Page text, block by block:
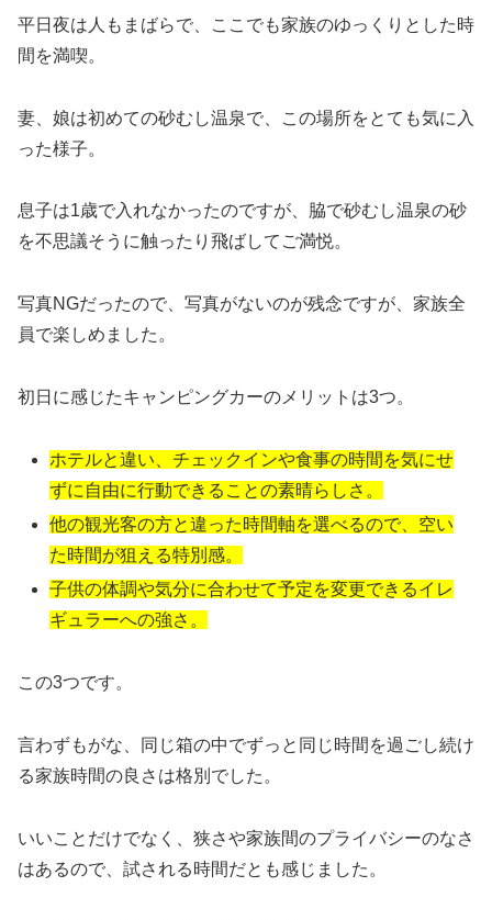
平日夜は人もまばらで、ここでも家族のゆっくりとした時
間を満喫。
妻、娘は初めての砂むし温泉で、この場所をとても気に入
った様子。
息子は1歳で入れなかったのですが、脇で砂むし温泉の砂
を不思議そうに触ったり飛ばしてご満悦。
写真NGだったので、写真がないのが残念ですが、家族全
員で楽しめました。
初日に感じたキャンピングカーのメリットは3つ。
ホテルと違い、チェックインや食事の時間を気にせ
ずに自由に行動できることの素晴らしさ。
他の観光客の方と違った時間軸を選べるので、空い
た時間が狙える特別感。
子供の体調や気分に合わせて予定を変更できるイレ
ギュラーへの強さ。
この3つです。
言わずもがな、同じ箱の中でずっと同じ時間を過ごし続け
る家族時間の良さは格別でした。
いいことだけでなく、狭さや家族間のプライバシーのなさ
はあるので、試される時間だとも感じました。